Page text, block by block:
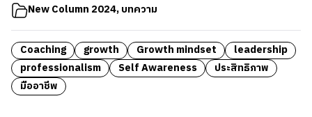
New Column 2024,บทความ
Coaching growth Growth mindset
leadership
professionalism
Self Awareness
ประสิทธิภาพ
มืออาชีพ